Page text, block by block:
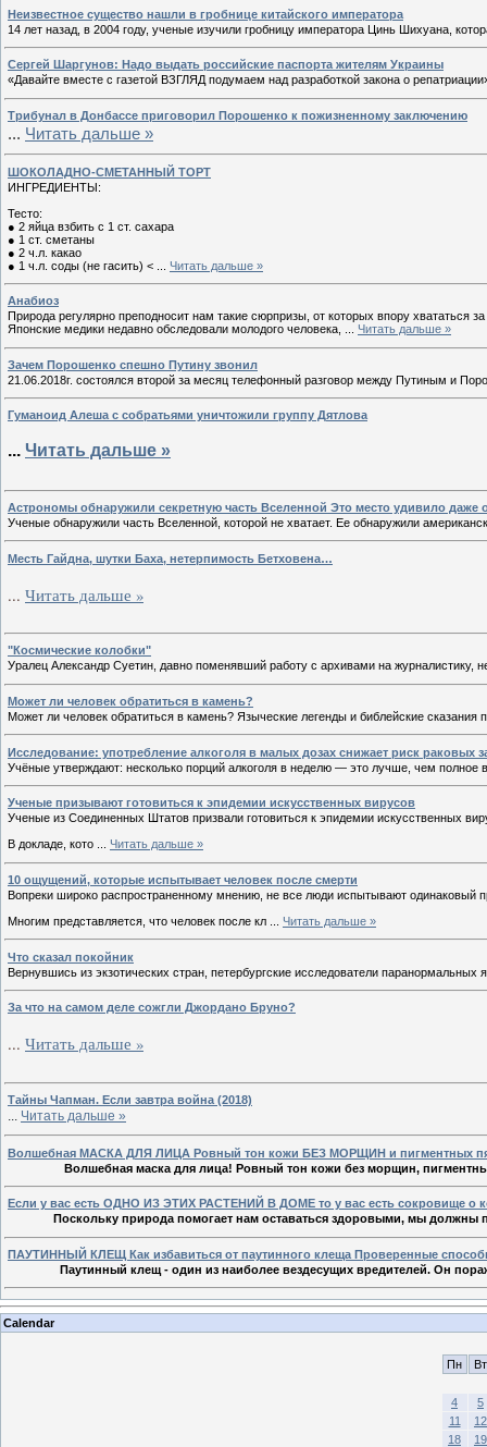
Неизвестное существо нашли в гробнице китайского императора
14 лет назад, в 2004 году, ученые изучили гробницу императора Цинь Шихуана,
Сергей Шаргунов: Надо выдать российские паспорта жителям Украины
«Давайте вместе с газетой ВЗГЛЯД подумаем над разработкой закона о
Трибунал в Донбассе приговорил Порошенко к пожизненному заключению
... Читать дальше »
ШОКОЛАДНО-СМЕТАННЫЙ ТОРТ
ИНГРЕДИЕНТЫ:
Тесто:
● 2 яйца взбить с 1 ст. сахара
● 1 ст. сметаны
● 2 ч.л. какао
● 1 ч.л. соды (не гасить) <
Читать дальше »
Анабиоз
Природа регулярно преподносит нам такие сюрпризы, от которых впору хвататься за
Японские медики недавно обследовали молодого человека,
Читать дальше »
Зачем Порошенко спешно Путину звонил
21.06.2018г. состоялся второй за месяц телефонный разговор между Путиным и
Гуманоид Алеша с собратьями уничтожили группу Дятлова
... Читать дальше »
Астрономы обнаружили секретную часть Вселенной Это место удивило даже
Ученые обнаружили часть Вселенной, которой не хватает. Ее обнаружили
Месть Гайдна, шутки Баха, нетерпимость Бетховена…
... Читать дальше »
"Космические колобки"
Уралец Александр Суетин, давно поменявший работу с архивами на журналистику,
Может ли человек обратиться в камень?
Может ли человек обратиться в камень? Языческие легенды и библейские
Исследование: употребление алкоголя в малых дозах снижает риск раковых
Учёные утверждают: несколько порций алкоголя в неделю — это лучше, чем полное
Ученые призывают готовиться к эпидемии искусственных вирусов
Ученые из Соединенных Штатов призвали готовиться к эпидемии искусственных
В докладе, кото ... Читать дальше »
10 ощущений, которые испытывает человек после смерти
Вопреки широко распространенному мнению, не все люди испытывают одинаковый
Многим представляется, что человек после кл
Читать дальше »
Что сказал покойник
Вернувшись из экзотических стран, петербургские исследователи
За что на самом деле сожгли Джордано Бруно?
... Читать дальше »
Тайны Чапман. Если завтра война (2018)
... Читать дальше »
Волшебная МАСКА ДЛЯ ЛИЦА Ровный тон кожи БЕЗ МОРЩИН и пигментных
Волшебная маска для лица! Ровный тон кожи без морщин,
Если у вас есть ОДНО ИЗ ЭТИХ РАСТЕНИЙ В ДОМЕ то у вас есть сокровище
Поскольку природа помогает нам оставаться здоровыми, мы
ПАУТИННЫЙ КЛЕЩ Как избавиться от паутинного клеща Проверенные
Паутинный клещ - один из наиболее вездесущих вредителей. Он
Calendar
Пн Вт
4
5
11
12
18
19